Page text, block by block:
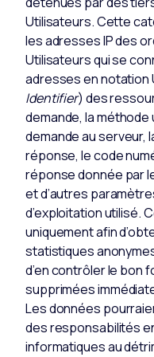
Utilisateurs. Cette
les adresses IP des
Utilisateurs qui se
adresses en notation
Identifier) des
demande, la
demande au serveur,
réponse, le code
réponse donnée par
et d’autres
d’exploitation utilisé.
uniquement afin
statistiques
d’en contrôler le bon
supprimées
Les données
des responsabilités
informatiques au